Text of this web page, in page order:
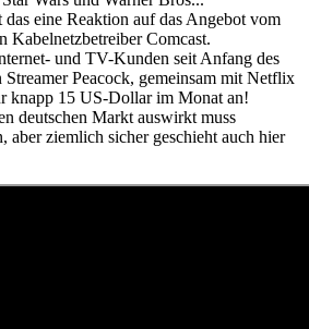
eine Reaktion auf das Angebot vom
Kabelnetzbetreiber Comcast.
und TV-Kunden seit Anfang des
Streamer Peacock, gemeinsam mit Netflix
knapp 15 US-Dollar im Monat an!
deutschen Markt auswirkt muss
aber ziemlich sicher geschieht auch hier